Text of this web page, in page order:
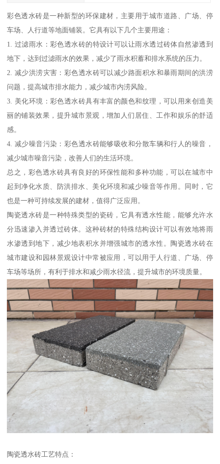
彩色透水砖是一种新型的环保建材，主要用于城市道路、广场、停
车场、人行道等地面铺装。它具有以下几个主要用途：
1. 过滤雨水：彩色透水砖的特设计可以让雨水透过砖体自然渗透到
地下，达到过滤雨水的效果，减少了雨水积蓄和排水系统的压力。
2. 减少洪涝灾害：彩色透水砖可以减少路面积水和暴雨期间的洪涝
问题，提高城市排水能力，减少城市内涝风险。
3. 美化环境：彩色透水砖具有丰富的颜色和纹理，可以用来创造美
丽的铺装效果，提升城市景观，增加人们居住、工作和娱乐的舒适
感。
4. 减少噪音污染：彩色透水砖能够吸收和分散车辆和行人的噪音，
减少城市噪音污染，改善人们的生活环境。
总之，彩色透水砖具有良好的环保性能和多种功能，可以在城市中
起到净化水质、防洪排水、美化环境和减少噪音等作用。同时，它
也是一种可持续发展的建材，值得广泛应用。
陶瓷透水砖是一种特殊类型的瓷砖，它具有透水性能，能够允许水
分迅速渗入并透过砖体。这种砖材的特殊结构设计可以有效地将雨
水渗透到地下，减少地表积水并增强城市的透水性。陶瓷透水砖在
城市建设和园林景观设计中常被应用，可以用于人行道、广场、停
车场等场所，有利于排水和减少雨水径流，提升城市的环境质量。
陶瓷透水砖工艺特点：